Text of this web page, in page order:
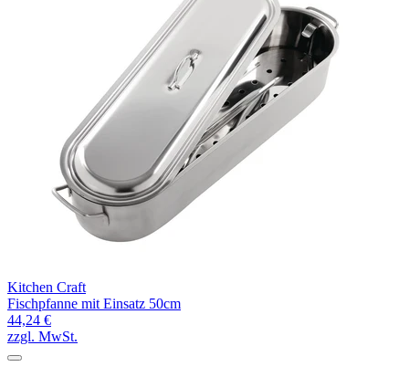
Kitchen Craft
Fischpfanne mit Einsatz 50cm
44,24 €
zzgl. MwSt.